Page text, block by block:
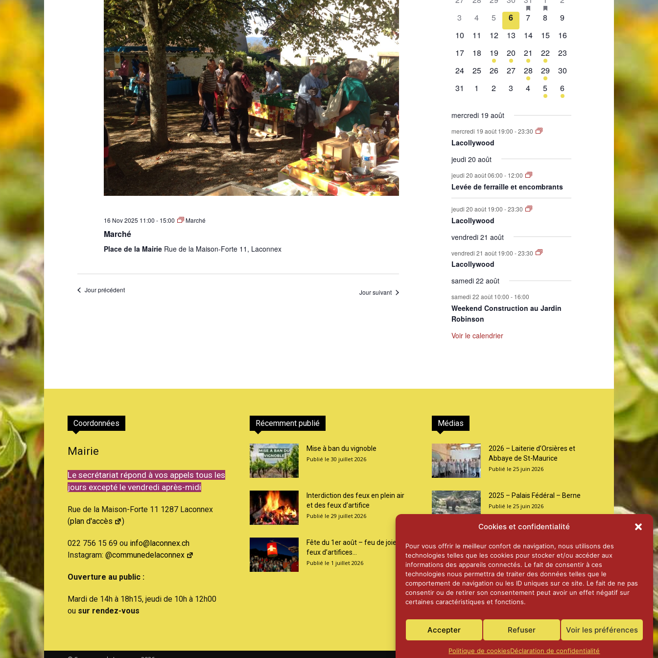
Cookies et confidentialité
Pour vous offrir le meilleur confort de navigation, nous utilisons des
technologies telles que les cookies pour stocker et/ou accéder aux
informations des appareils connectés. Le fait de consentir à ces
technologies nous permettra de traiter des données telles que le
comportement de navigation ou les ID uniques sur ce site. Le fait de ne pas
consentir ou de retirer son consentement peut avoir un effet négatif sur
certaines caractéristiques et fonctions.
Accepter Refuser Voir les préférences
Politique de cookiesDéclaration de confidentialité
de
16 Nov 2025 11:00 - 15:00 Marché
Marché
Place de la Mairie Rue de la Maison-Forte 11, Laconnex
Jour précédent Jour suivant
de
Évènements
évènement,évènement,
évènement,
évènement,évènements,
0
3
0
évènement,
4
0
évènement,
5
0
évènement,
6
0
7
0
8
0
9
0
10
0
11
0
12
0
13
0
14
0
15
0
16
0
évènement,
17
0
évènement,
18
1
évènement,
19
2
évènements,
20
1
évènement,
21
2
évènements,
22
0
23
0
24
0
25
0
évènement,
26
0
évènement,
27
1
évènement,
28
1
évènement,
29
0
30
0
31
0
1
0
2
0
évènement,
3
0
évènement,
4
1
évènement,
5
1
évènement,
6
mercredi 19 août
mercredi 19 août 19:00 -23:30
Lacollywood
jeudi 20 août
jeudi 20 août 06:00 - 12:00
Levée de ferraille et encombrants
jeudi 20 août 19:00 -23:30
Lacollywood
vendredi 21 août
vendredi 21 août 19:00 -23:30
Lacollywood
samedi 22 août
samedi 22 août 10:00 - 16:00
Weekend Construction au Jardin
Robinson
Voir le calendrier
Coordonnées
Mairie
Le secrétariat répond à vos appels tous les
jours excepté le vendredi après-midi
Rue de la Maison-Forte 11 1287 Laconnex
(plan d'accès )
022 756 15 69 ou info@laconnex.ch
Instagram: @communedelaconnex
Ouverture au public :
Mardi de 14h à 18h15, jeudi de 10h à 12h00
ou sur rendez-vous
Récemment publié
Mise à ban du vignoble
30 juillet 2026
Interdiction des feux en plein air
et des feux d’artifice
29 juillet 2026
Fête du 1er août – feu de joie et
feux d’artifices...
1 juillet 2026
Médias
2026 – Laiterie d’Orsières et
Abbaye de St-Maurice
25 juin 2026
2025 – Palais Fédéral – Berne
25 juin 2026
Aînés – Noël 2024
14 janvier 2025